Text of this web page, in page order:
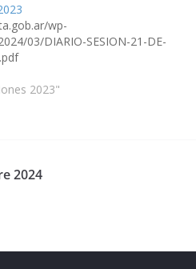
wp-
03/DIARIO-SESION-21-DE-
2023"
2024